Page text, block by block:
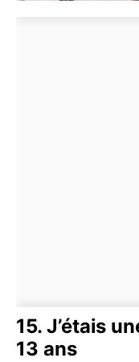
15. J’étais
13 ans